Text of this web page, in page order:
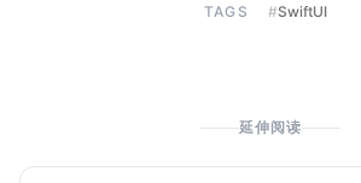
TAGS #SwiftUI
延伸阅读